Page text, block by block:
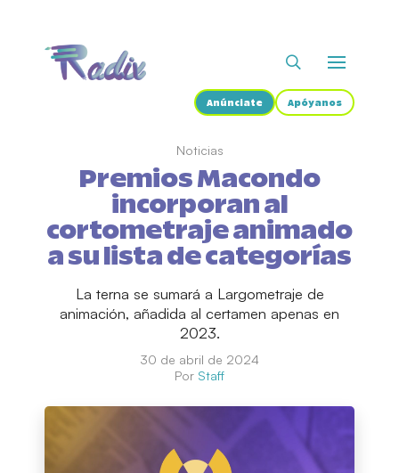
Anúnciate Apóyanos
Noticias
Premios Macondo
incorporan al
cortometraje animado
a su lista de categorías
La terna se sumará a Largometraje de
animación, añadida al certamen apenas en
2023.
30 de abril de 2024
Por Staff